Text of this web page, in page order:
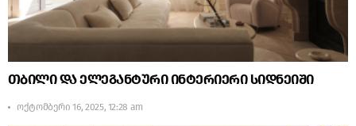
თბილი და ელეგანტური ინტერიერი სიდნეიში
ოქტომბერი 16, 2025, 12:28 am